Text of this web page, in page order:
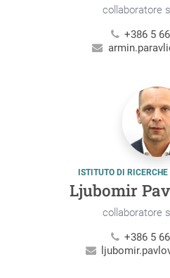
collaboratore
+386 5
ISTITUTO DI
Ljubomir
collaboratore
+386 5